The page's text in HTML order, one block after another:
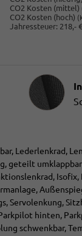
CO2 Kosten (mittel)
CO2 Kosten (hoch)
Jahressteuer: 218,- €
Lederlenkrad,
geteilt
Servolenkung,
hinten,
schwenkbar,